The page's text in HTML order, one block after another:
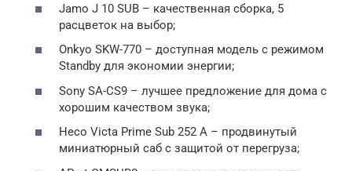
Jamo J 10 SUB – качественная сборка, 5
расцветок на выбор;
Onkyo SKW-770 – доступная модель с режимом
Standby для экономии энергии;
Sony SA-CS9 – лучшее предложение для дома с
хорошим качеством звука;
Heco Victa Prime Sub 252 A – продвинутый
миниатюрный саб с защитой от перегруза;